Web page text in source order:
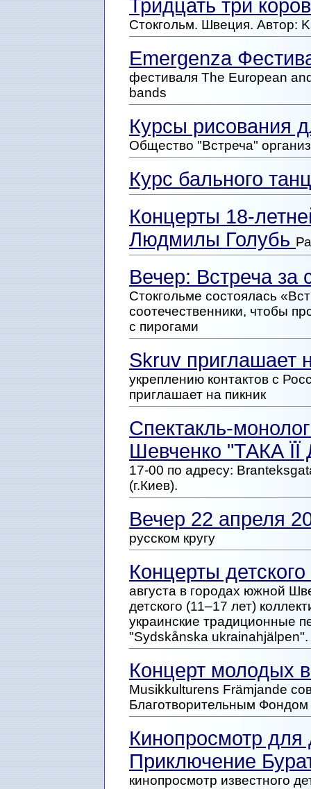
Тридцать три
Стокгольм. Швеция. Автор:
Emergenza
фестиваля The European
bands
Курсы рисования
Общество "Встреча"
Курс бального
Концерты 18-
Людмилы Голубь
Вечер: Встреча
Стокгольме состоялась
соотечественники, чтобы
с пирогами
Skruv приглашает
укреплению контактов с
приглашает на пикник
Спектакль-
Шевченко "ТАКА
17-00 по адресу:
(г.Киев).
Вечер 22 апреля
русском кругу
Концерты
августа в городах южной
детского (11–17 лет)
украинские традиционные
"Sydskånska ukrainahjälpen".
Концерт молодых
Musikkulturens Främjande
Благотворительным
Кинопросмотр для
Приключение
кинопросмотр известного